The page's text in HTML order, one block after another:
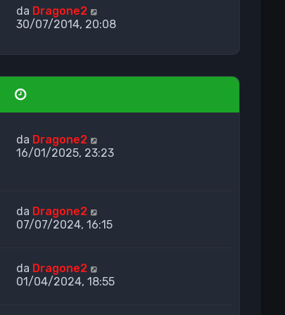
da Dragone2
30/07/2014, 20:08
da Dragone2
16/01/2025, 23:23
da Dragone2
07/07/2024, 16:15
da Dragone2
01/04/2024, 18:55